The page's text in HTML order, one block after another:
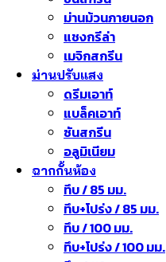
ม่านม้วนภายนอก
แชงกรีล่า
เมจิกสกรีน
ม่านปรับแสง
ดรีมเอาท์
แบล็คเอาท์
ซันสกรีน
อลูมิเนียม
ฉากกั้นห้อง
ทึบ / 85 มม.
ทึบ+โปร่ง / 85 มม.
ทึบ / 100 มม.
ทึบ+โปร่ง / 100 มม.